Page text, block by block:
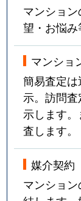
マンショ
望・お悩み
マンショ
簡易査定
示。訪問
示します
査します。
媒介契約
マンショ